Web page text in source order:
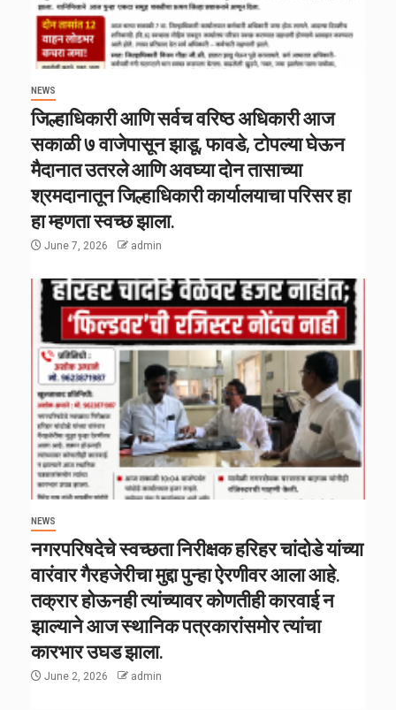
NEWS
जिल्हाधिकारी आणि सर्वच वरिष्ठ अधिकारी आज
सकाळी ७ वाजेपासून झाडू, फावडे, टोपल्या घेऊन
मैदानात उतरले आणि अवघ्या दोन तासाच्या
श्रमदानातून जिल्हाधिकारी कार्यालयाचा परिसर हा
हा म्हणता स्वच्छ झाला.
June 7, 2026 admin
NEWS
नगरपरिषदेचे स्वच्छता निरीक्षक हरिहर चांदोडे यांच्या
वारंवार गैरहजेरीचा मुद्दा पुन्हा ऐरणीवर आला आहे.
तक्रार होऊनही त्यांच्यावर कोणतीही कारवाई न
झाल्याने आज स्थानिक पत्रकारांसमोर त्यांचा
कारभार उघड झाला.
June 2, 2026 admin